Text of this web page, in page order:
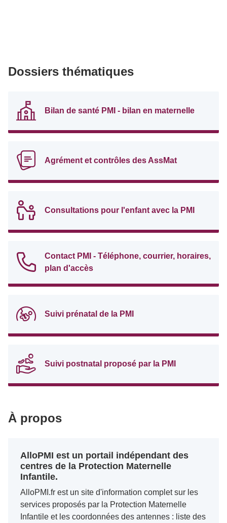
Dossiers thématiques
Bilan de santé PMI - bilan en maternelle
Agrément et contrôles des AssMat
Consultations pour l'enfant avec la PMI
Contact PMI - Téléphone, courrier, horaires,
plan d'accès
Suivi prénatal de la PMI
Suivi postnatal proposé par la PMI
À propos
AlloPMI est un portail indépendant des
centres de la Protection Maternelle
Infantile.
AlloPMI.fr est un site d'information complet sur les
services proposés par la Protection Maternelle
Infantile et les coordonnées des antennes : liste des